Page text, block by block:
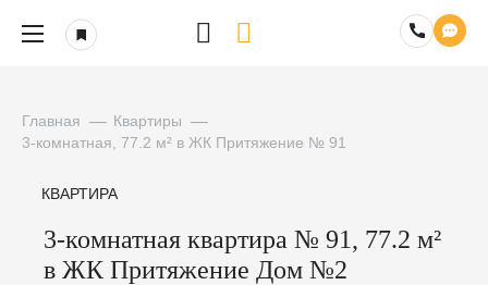
Главная
Квартиры
3-комнатная, 77.2 м² в ЖК Притяжение № 91
КВАРТИРА
3-комнатная квартира № 91, 77.2 м²
в ЖК Притяжение Дом №2